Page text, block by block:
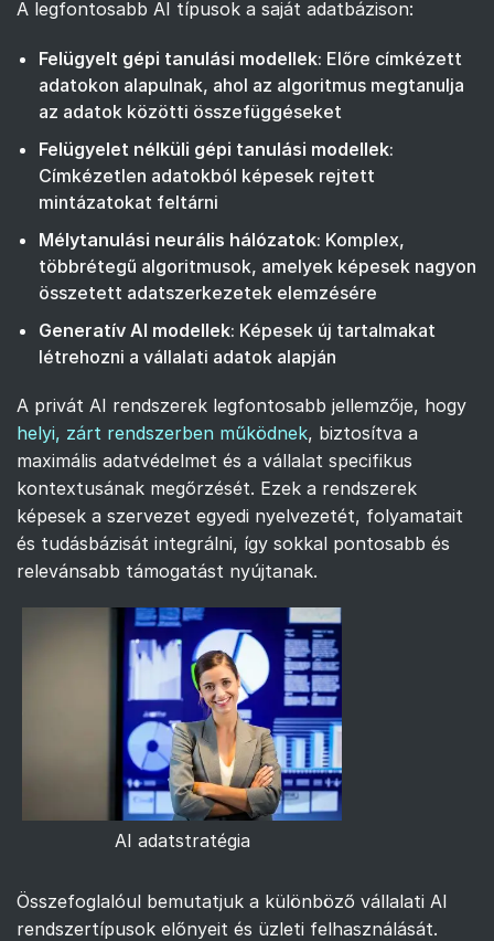
A legfontosabb AI típusok a saját adatbázison:
Felügyelt gépi tanulási modellek: Előre címkézett
adatokon alapulnak, ahol az algoritmus megtanulja
az adatok közötti összefüggéseket
Felügyelet nélküli gépi tanulási modellek:
Címkézetlen adatokból képesek rejtett
mintázatokat feltárni
Mélytanulási neurális hálózatok: Komplex,
többrétegű algoritmusok, amelyek képesek nagyon
összetett adatszerkezetek elemzésére
Generatív AI modellek: Képesek új tartalmakat
létrehozni a vállalati adatok alapján
A privát AI rendszerek legfontosabb jellemzője, hogy
helyi, zárt rendszerben működnek, biztosítva a
maximális adatvédelmet és a vállalat specifikus
kontextusának megőrzését. Ezek a rendszerek
képesek a szervezet egyedi nyelvezetét, folyamatait
és tudásbázisát integrálni, így sokkal pontosabb és
relevánsabb támogatást nyújtanak.
AI adatstratégia
Összefoglalóul bemutatjuk a különböző vállalati AI
rendszertípusok előnyeit és üzleti felhasználását.